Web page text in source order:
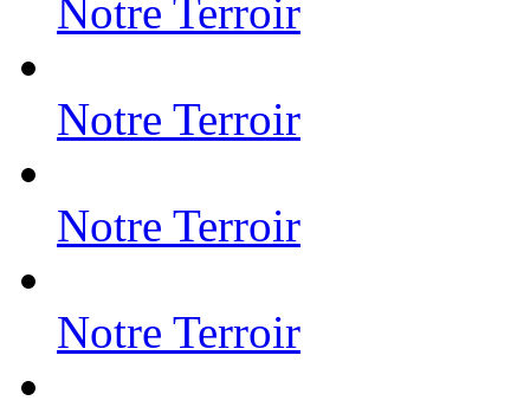
Notre Terroir
Notre Terroir
Notre Terroir
Notre Terroir